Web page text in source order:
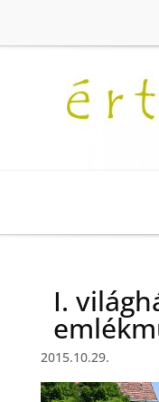
I.
2015.10.29.